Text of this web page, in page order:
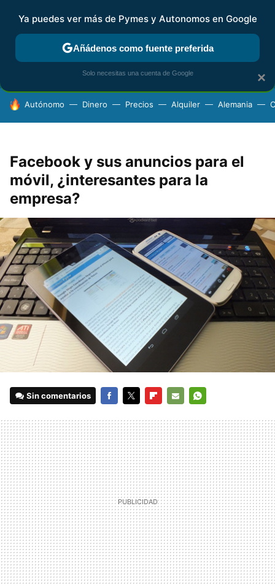
FISCALIDAD Y CONTABILIDAD KIT DIGITAL RENTA
HOY SE HABLA DE
Autónomo Dinero Precios Alquiler Alemania
Facebook y sus anuncios para el
móvil, ¿interesantes para la
empresa?
Sin comentarios
MAIL
×
Ya puedes ver más de Pymes y Autonomos en Google
Añádenos como fuente preferida
Solo necesitas una cuenta de Google